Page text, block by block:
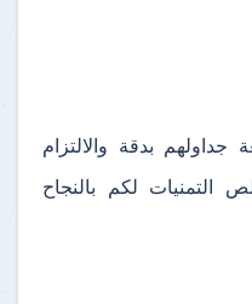
بدقة والالتزام
التمنيات لكم بالنجاح